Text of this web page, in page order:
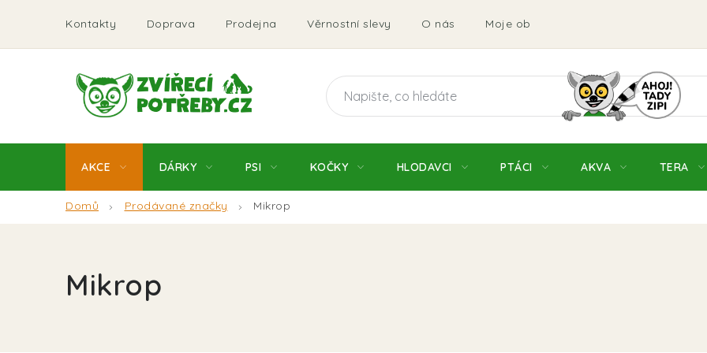
obsah
Kontakty Doprava Prodejna Věrnostní slevy O nás Moje objednávka Obchodní
AKCE DÁRKY PSI KOČKY HLODAVCI PTÁCI AKVA TERA
Domů Prodávané značky Mikrop
Mikrop